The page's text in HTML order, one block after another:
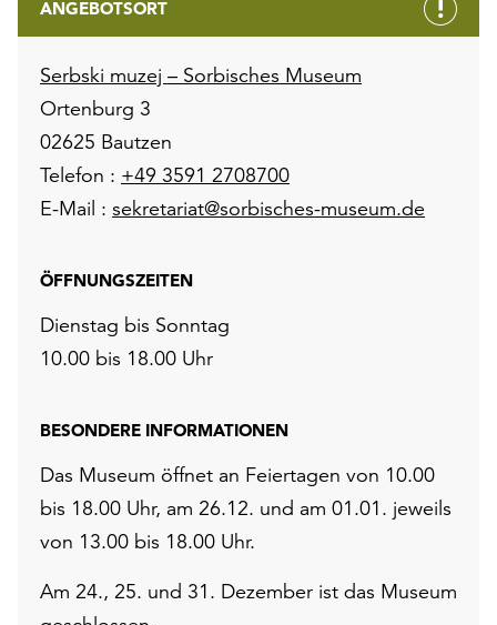
ANGEBOTSORT
Serbski muzej – Sorbisches Museum
Ortenburg 3
02625 Bautzen
Telefon : +49 3591 2708700
E-Mail : sekretariat@sorbisches-museum.de
ÖFFNUNGSZEITEN
Dienstag bis Sonntag
10.00 bis 18.00 Uhr
BESONDERE INFORMATIONEN
Das Museum öffnet an Feiertagen von 10.00
bis 18.00 Uhr, am 26.12. und am 01.01. jeweils
von 13.00 bis 18.00 Uhr.
Am 24., 25. und 31. Dezember ist das Museum